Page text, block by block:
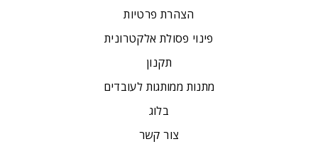
הצהרת פרטיות
פינוי פסולת אלקטרונית
תקנון
מתנות ממותגות לעובדים
בלוג
צור קשר